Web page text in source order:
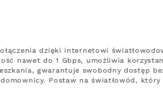
dzięki internetowi
nawet do 1 Gbps, umożliwia
gwarantuje swobodny dostęp
Postaw na światłowód,